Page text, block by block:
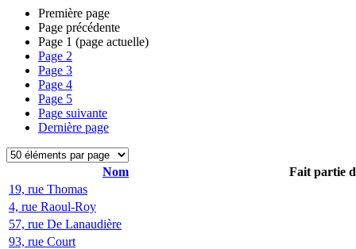
Première page
Page précédente
Page 1 (page actuelle)
Page 2
Page 3
Page 4
Page 5
Page suivante
Dernière page
Nom
Fait partie
19, rue Thomas
4, rue Raoul-Roy
57, rue De Lanaudière
93, rue Court